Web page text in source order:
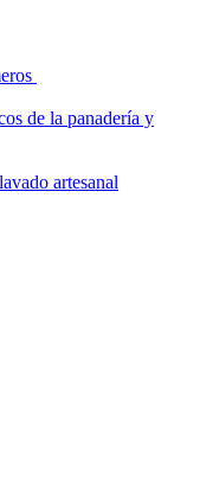
de la panadería y
artesanal